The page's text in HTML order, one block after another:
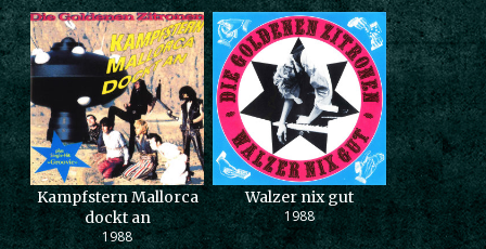
Kampfstern Mallorca
dockt an
1988
Walzer nix gut
1988